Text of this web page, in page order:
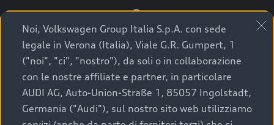
3
A breve verrai ricontattato dal Customer Care
Audi Center o direttamente dal Concessionario
che ti supporterà per finalizzare la tua richiesta.
Noi, Volkswagen Group Italia S.p.A. con sede
legale in Verona (Italia), Viale G.R. Gumpert, 1
("noi", "ci", "nostro"), da soli o in collaborazione
con le nostre affiliate e partner, in particolare
AUDI AG, Auto-Union-Straße 1, 85057 Ingolstadt,
Germania ("Audi"), sul nostro sito web utilizziamo